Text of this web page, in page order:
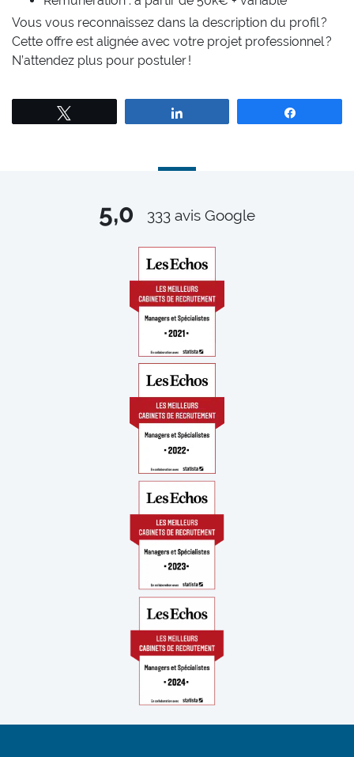
Vous vous reconnaissez dans la description du profil ?
Cette offre est alignée avec votre projet professionnel ?
N’attendez plus pour postuler !
5,0 333 avis Google